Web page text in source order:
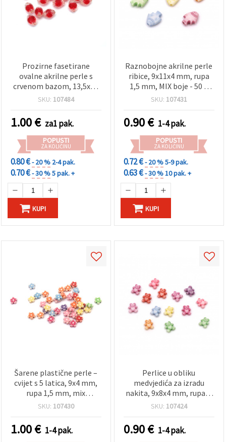
Prozirne fasetirane
ovalne akrilne perle s
crvenom bazom, 13,5x10
mm, rupa: 2 mm - 50
SKU: 107484
1.00€ za1 pak.
POPUSTI
ZA KOLIČINU
0.80 €- 20 % 2-4 pak.
0.70 €- 30 %5 pak. +
KUPI
Raznobojne akrilne perle
ribice, 9x11x4 mm, rupa
1,5 mm, MIX boje - 50 g
(~150 kom)
SKU: 107431
0.90€ 1-4 pak.
POPUSTI
ZA KOLIČINU
0.72 €- 20 %5-9 pak.
0.63 €- 30 %10 pak. +
KUPI
Šarene plastične perle –
cvijet s 5 latica, 9x4 mm,
rupa 1,5 mm, mix
pastelnih boja, 50 g (~280
SKU: 107430
1.00€ 1-4 pak.
Perlice u obliku
medvjedića za izradu
nakita, 9x8x4 mm, rupa: 2
mm, mix izblijedjelih boja
SKU: 107424
0.90€ 1-4 pak.